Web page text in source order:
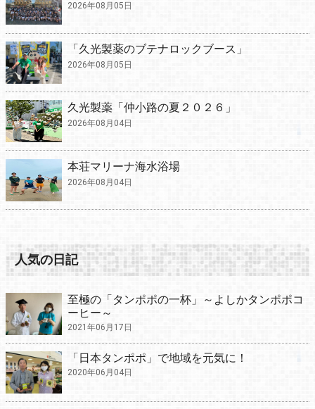
2026年08月05日
「久光製薬のブテナロックブース」
2026年08月05日
久光製薬「仲小路の夏２０２６」
2026年08月04日
本荘マリーナ海水浴場
2026年08月04日
人気の日記
至極の「タンポポの一杯」～よしかタンポポコ
ーヒー～
2021年06月17日
「日本タンポポ」で地域を元気に！
2020年06月04日